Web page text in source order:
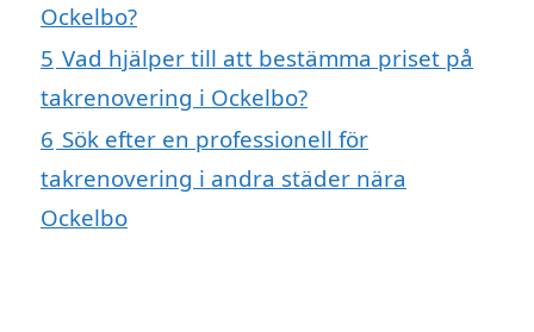
Ockelbo?
5 Vad hjälper till att bestämma priset på
takrenovering i Ockelbo?
6 Sök efter en professionell för
takrenovering i andra städer nära
Ockelbo